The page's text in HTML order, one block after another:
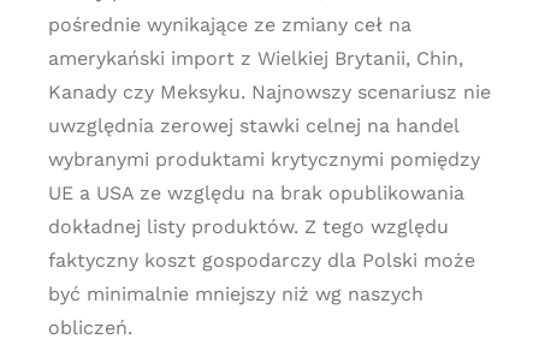
pośrednie wynikające ze zmiany ceł na
amerykański import z Wielkiej Brytanii, Chin,
Kanady czy Meksyku. Najnowszy scenariusz nie
uwzględnia zerowej stawki celnej na handel
wybranymi produktami krytycznymi pomiędzy
UE a USA ze względu na brak opublikowania
dokładnej listy produktów. Z tego względu
faktyczny koszt gospodarczy dla Polski może
być minimalnie mniejszy niż wg naszych
obliczeń.